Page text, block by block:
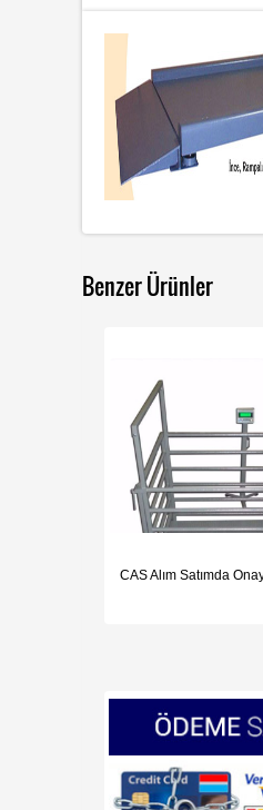
Benzer Ürünler
CAS Alım Satımda